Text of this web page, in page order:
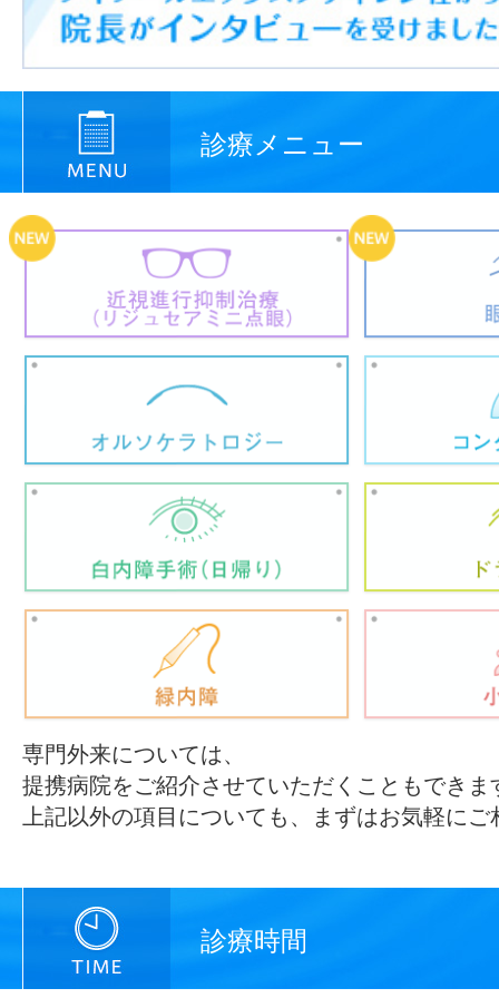
診療メニュー
専門外来については、
提携病院をご紹介させていただくこともできま
上記以外の項目についても、まずはお気軽に
診療時間